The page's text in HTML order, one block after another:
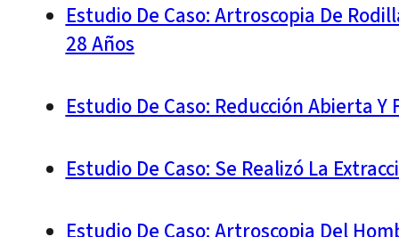
Estudio De Caso: Artroscopia De
28 Años
Estudio De Caso: Reducción Abierta
Estudio De Caso: Se Realizó La